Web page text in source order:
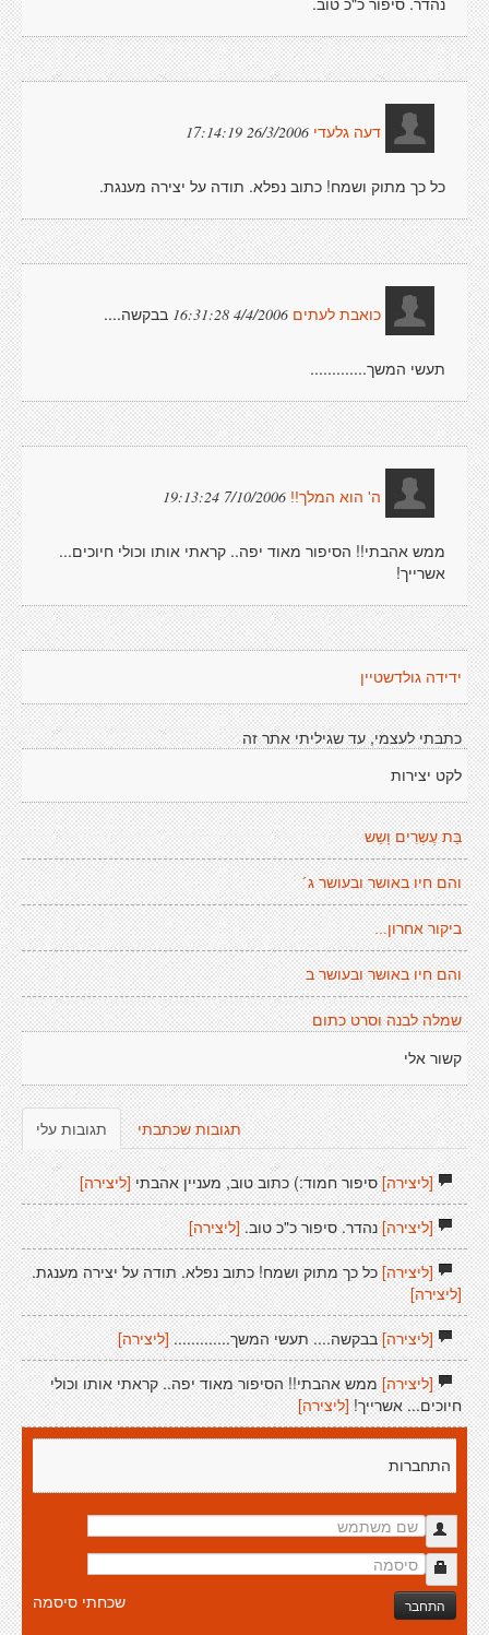
דעה גלעדי 26/3/2006 17:14:19
כל כך מתוק ושמח! כתוב נפלא. תודה על יצירה מענגת.
כואבת לעתים 4/4/2006 16:31:28 בבקשה....
תעשי המשך.............
ה' הוא המלך!! 7/10/2006 19:13:24
ממש אהבתי!! הסיפור מאוד יפה.. קראתי אותו וכולי חיוכים...
אשרייך!
ידידה גולדשטיין
כתבתי לעצמי, עד שגיליתי אתר זה
לקט יצירות
בַּת עֶשְרִים וָשֵש
והם חיו באושר ובעושר ג´
ביקור אחרון...
והם חיו באושר ובעושר ב
שמלה לבנה וסרט כתום
קשור אלי
תגובות עלי תגובות שכתבתי
[ליצירה]סיפור חמוד:) כתוב טוב, מעניין אהבתי [ליצירה]
[ליצירה]נהדר. סיפור כ"כ טוב. [ליצירה]
[ליצירה]כל כך מתוק ושמח! כתוב נפלא. תודה על יצירה מענגת.
[ליצירה]
[ליצירה]בבקשה.... תעשי המשך............. [ליצירה]
[ליצירה]ממש אהבתי!! הסיפור מאוד יפה.. קראתי אותו וכולי
חיוכים... אשרייך! [ליצירה]
התחברות
התחבר שכחתי סיסמה